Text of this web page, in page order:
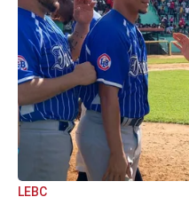
LEBC